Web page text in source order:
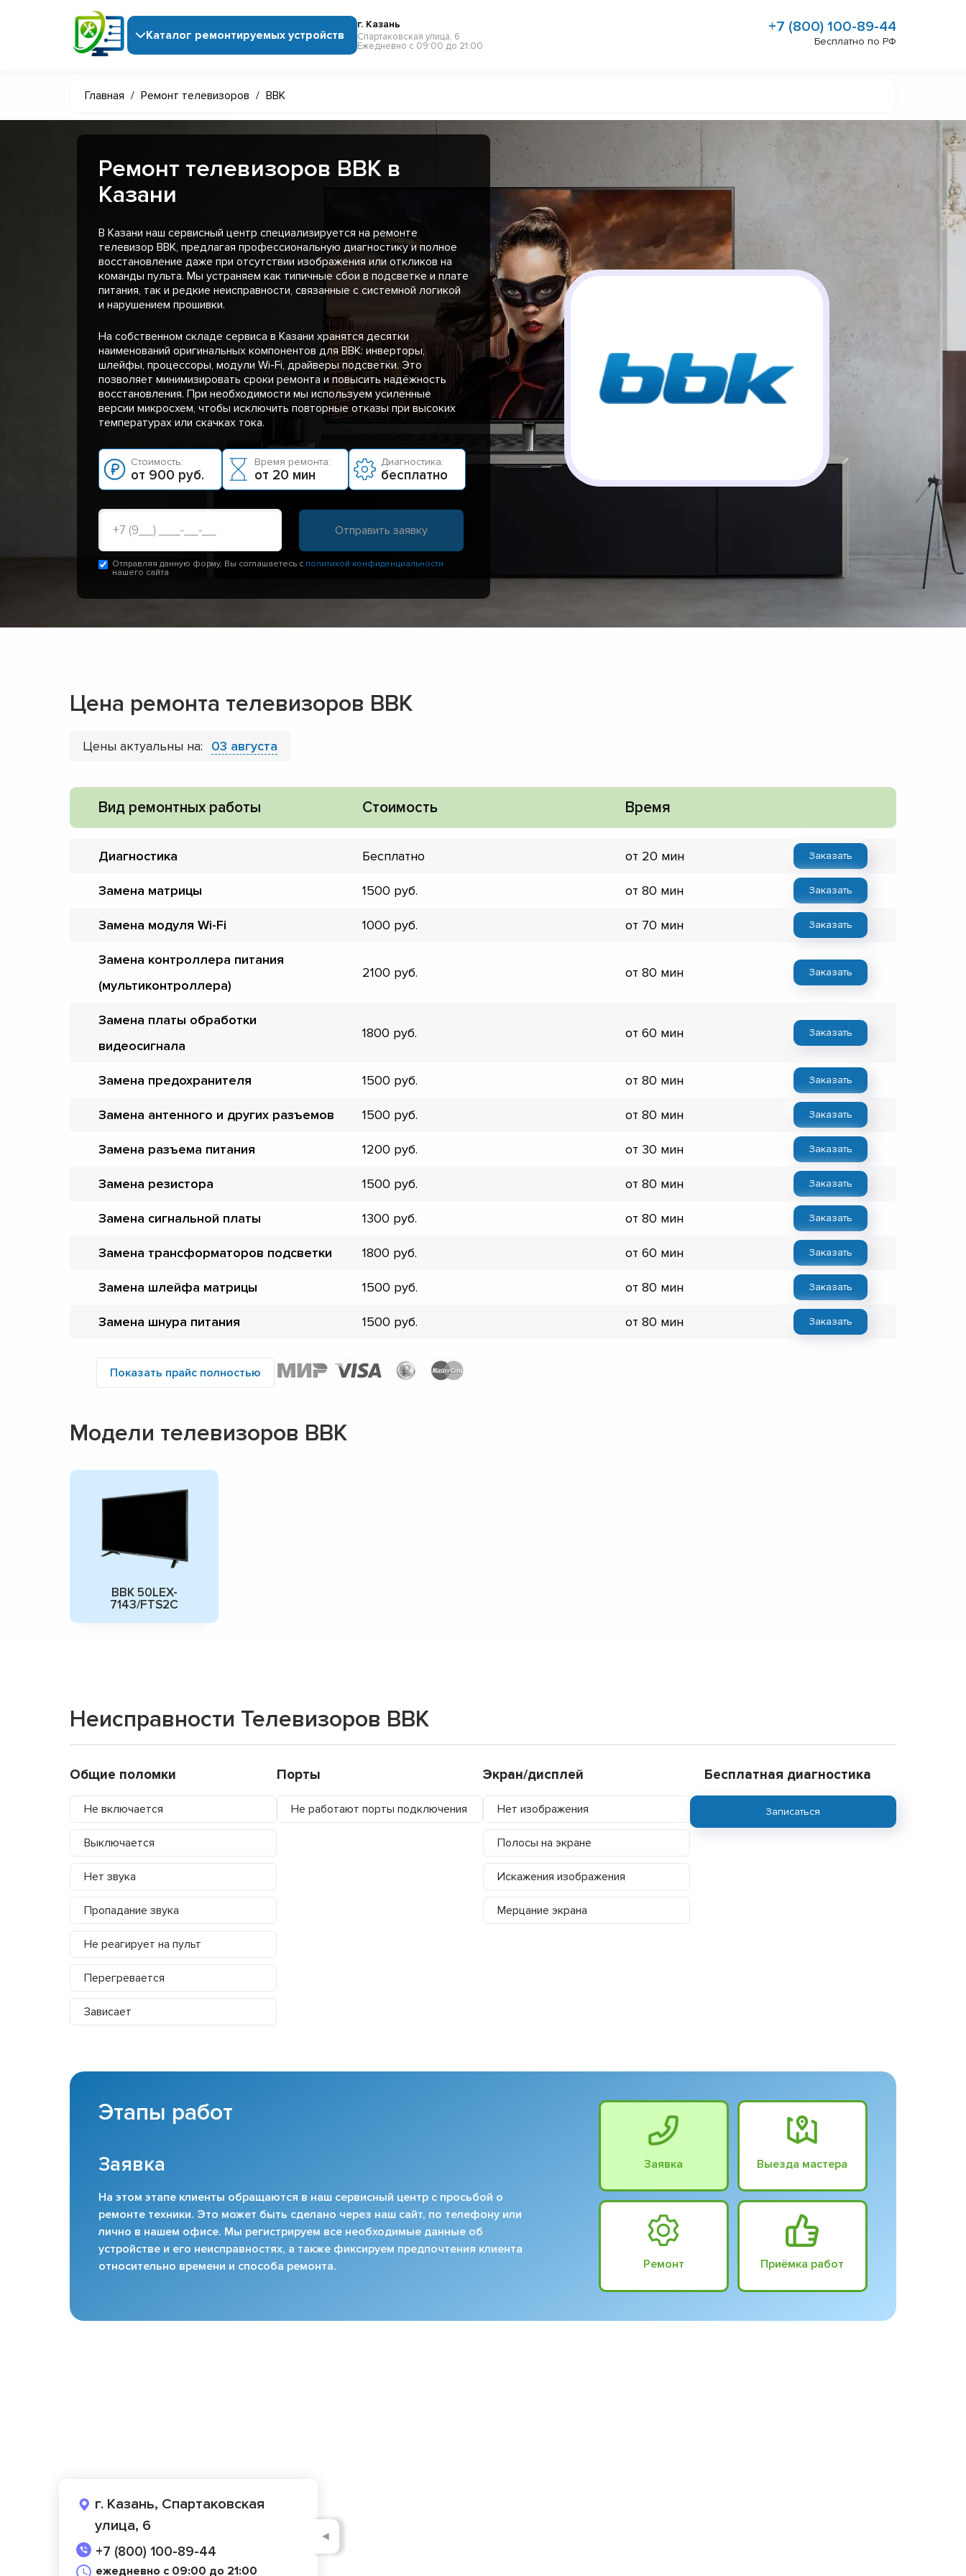
Каталог ремонтируемых устройств
г. Казань
Спартаковская улица, 6
Ежедневно с 09:00 до 21:00
+7 (800) 100-89-44
Бесплатно по РФ
Главная / Ремонт телевизоров / BBK
Ремонт телевизоров BBK в
Казани
В Казани наш сервисный центр специализируется на ремонте
телевизор BBK, предлагая профессиональную диагностику и полное
восстановление даже при отсутствии изображения или откликов на
команды пульта. Мы устраняем как типичные сбои в подсветке и плате
питания, так и редкие неисправности, связанные с системной логикой
и нарушением прошивки.
На собственном складе сервиса в Казани хранятся десятки
наименований оригинальных компонентов для BBK: инверторы,
шлейфы, процессоры, модули Wi-Fi, драйверы подсветки. Это
позволяет минимизировать сроки ремонта и повысить надёжность
восстановления. При необходимости мы используем усиленные
версии микросхем, чтобы исключить повторные отказы при высоких
температурах или скачках тока.
Стоимость:
от 900 руб.
Время ремонта:
от 20 мин
Диагностика:
бесплатно
Отправляя данную форму, Вы соглашаетесь с политикой конфиденциальности
нашего сайта
Цена ремонта телевизоров BBK
Цены актуальны на: 03 августа
Вид ремонтных работы Стоимость Время
Диагностика Бесплатно от 20 мин Заказать
Замена матрицы 1500 от 80 мин Заказать
Замена модуля Wi-Fi 1000 от 70 мин Заказать
Замена контроллера питания
(мультиконтроллера)
2100 от 80 мин Заказать
Замена платы обработки
видеосигнала
1800 от 60 мин Заказать
Замена предохранителя 1500 от 80 мин Заказать
Замена антенного и других разъемов 1500 от 80 мин Заказать
Замена разъема питания 1200 от 30 мин Заказать
Замена резистора 1500 от 80 мин Заказать
Замена сигнальной платы 1300 от 80 мин Заказать
Замена трансформаторов подсветки 1800 от 60 мин Заказать
Замена шлейфа матрицы 1500 от 80 мин Заказать
Замена шнура питания 1500 от 80 мин Заказать
Показать прайс полностью
Модели телевизоров BBK
BBK 50LEX-
7143/FTS2C
Неисправности Телевизоров BBK
Общие поломки
Не включается
Выключается
Нет звука
Пропадание звука
Не реагирует на пульт
Перегревается
Зависает
Порты
Не работают порты подключения
Экран/дисплей
Нет изображения
Полосы на экране
Искажения изображения
Мерцание экрана
Бесплатная диагностика
Записаться
Этапы работ
Заявка
На этом этапе клиенты обращаются в наш сервисный центр с просьбой о
ремонте техники. Это может быть сделано через наш сайт, по телефону или
лично в нашем офисе. Мы регистрируем все необходимые данные об
устройстве и его неисправностях, а также фиксируем предпочтения клиента
относительно времени и способа ремонта.
Заявка Выезда мастера
Ремонт Приёмка работ
г. Казань, Спартаковская
улица, 6
+7 (800) 100-89-44
ежедневно с 09:00 до 21:00
◄